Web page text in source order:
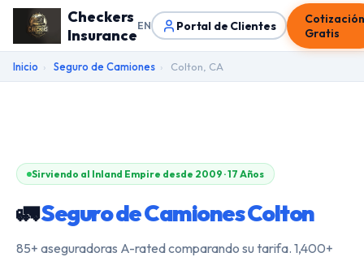
Checkers
InsuranceEN Portal de Clientes
Gratis
Inicio › Seguro de Camiones › Colton, CA
Sirviendo al Inland Empire desde 2009 · 17 Años
🚛Seguro de Camiones Colton
85+ aseguradoras A-rated comparando su tarifa. 1,400+